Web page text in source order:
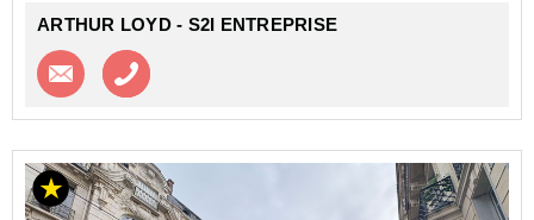
ARTHUR LOYD - S2I ENTREPRISE
Contacter l'agence